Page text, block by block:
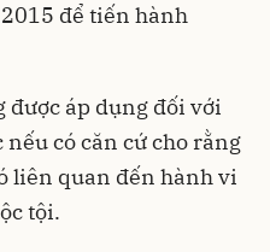
để tiến hành
được áp dụng đối với
có căn cứ cho rằng
liên quan đến hành vi
tội.